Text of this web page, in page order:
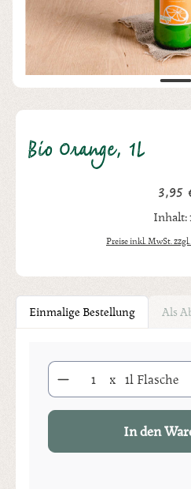
Bio Orange, 1L
3,95
Inhalt:
Preise inkl. MwSt.
Einmalige Bestellung Als
Produkt Anzahl: Gib den
x 1l Flasche
In den